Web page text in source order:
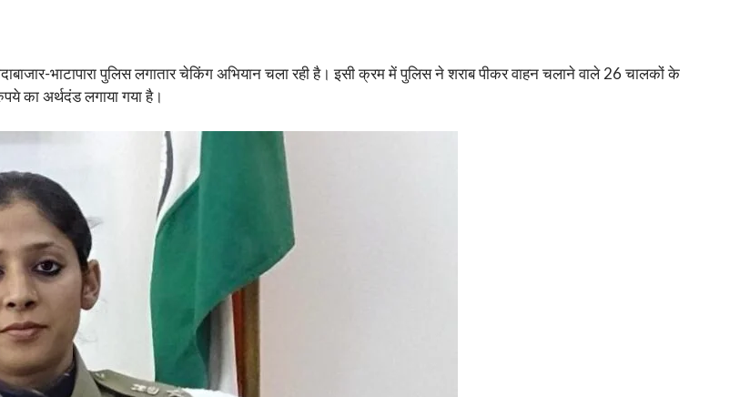
भाटापारा पुलिस लगातार चेकिंग अभियान चला रही है। इसी क्रम में पुलिस ने शराब पीकर वाहन चलाने वाले 26 चालकों के
का अर्थदंड लगाया गया है।